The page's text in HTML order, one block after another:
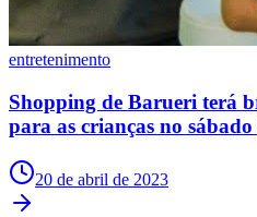
Juventude
entretenimento
Shopping de Barueri terá
para as crianças no sábado
20 de abril de 2023